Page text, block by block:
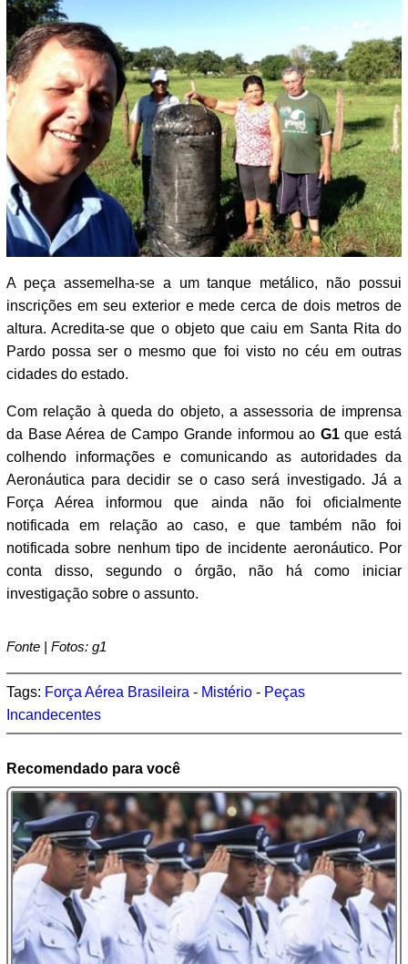
A peça assemelha-se a um tanque metálico, não possui
inscrições em seu exterior e mede cerca de dois metros de
altura. Acredita-se que o objeto que caiu em Santa Rita do
Pardo possa ser o mesmo que foi visto no céu em outras
cidades do estado.
Com relação à queda do objeto, a assessoria de imprensa
da Base Aérea de Campo Grande informou ao G1que está
colhendo informações e comunicando as autoridades da
Aeronáutica para decidir se o caso será investigado. Já a
Força Aérea informou que ainda não foi oficialmente
notificada em relação ao caso, e que também não foi
notificada sobre nenhum tipo de incidente aeronáutico. Por
conta disso, segundo o órgão, não há como iniciar
investigação sobre o assunto.
Fonte | Fotos: g1
Tags: Força Aérea Brasileira - Mistério - Peças
Incandecentes
Recomendado para você